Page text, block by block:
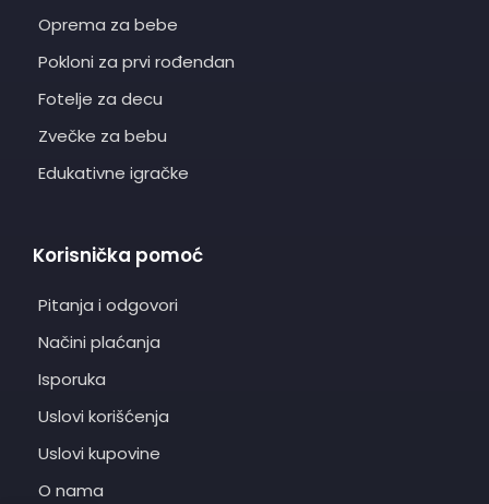
Oprema za bebe
Pokloni za prvi rođendan
Fotelje za decu
Zvečke za bebu
Edukativne igračke
Korisnička pomoć
Pitanja i odgovori
Načini plaćanja
Isporuka
Uslovi korišćenja
Uslovi kupovine
O nama